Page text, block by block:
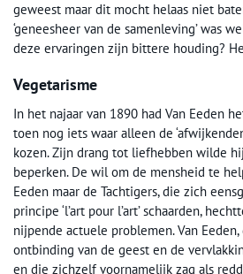
geweest maar dit mocht helaas niet
‘geneesheer van de samenleving’ was
deze ervaringen zijn bittere houding?
Vegetarisme
In het najaar van 1890 had Van Eeden
toen nog iets waar alleen de
kozen. Zijn drang tot liefhebben wilde
beperken. De wil om de mensheid te
Eeden maar de Tachtigers, die zich
principe ‘l’art pour l’art’ schaarden,
nijpende actuele problemen. Van
ontbinding van de geest en de
en die zichzelf voornamelijk zag als